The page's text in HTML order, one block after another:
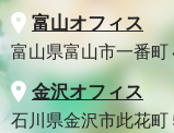
富山オフィス
富山県富山市一番町
金沢オフィス
石川県金沢市此花